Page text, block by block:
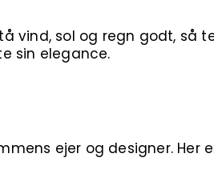
vind, sol og regn godt, så
sin elegance.
ejer og designer. Her